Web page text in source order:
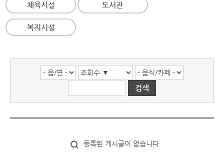
체육시설 도서관
복지시설
등록된 게시글이 없습니다.